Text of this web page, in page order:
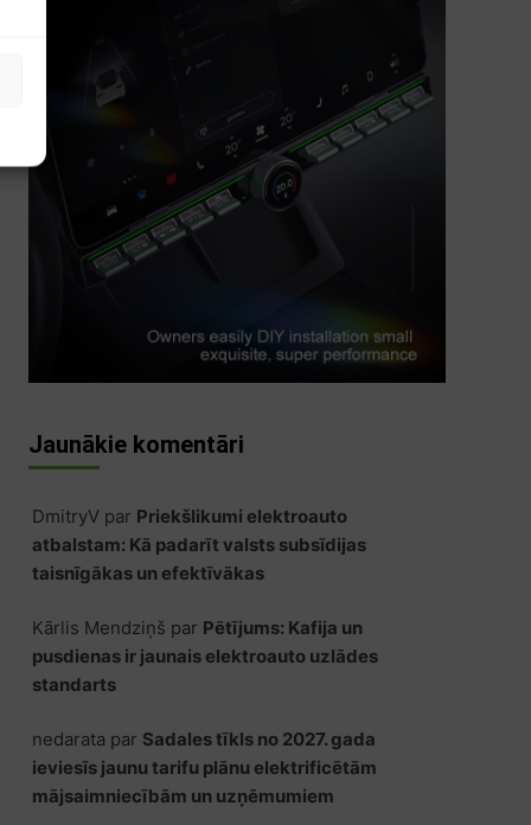
Jaunākie komentāri
DmitryVpar Priekšlikumi elektroauto
atbalstam: Kā padarīt valsts subsīdijas
taisnīgākas un efektīvākas
Kārlis Mendziņš par Pētījums: Kafija un
pusdienas ir jaunais elektroauto uzlādes
standarts
nedarata par Sadales tīkls no 2027. gada
ieviesīs jaunu tarifu plānu elektrificētām
mājsaimniecībām un uzņēmumiem